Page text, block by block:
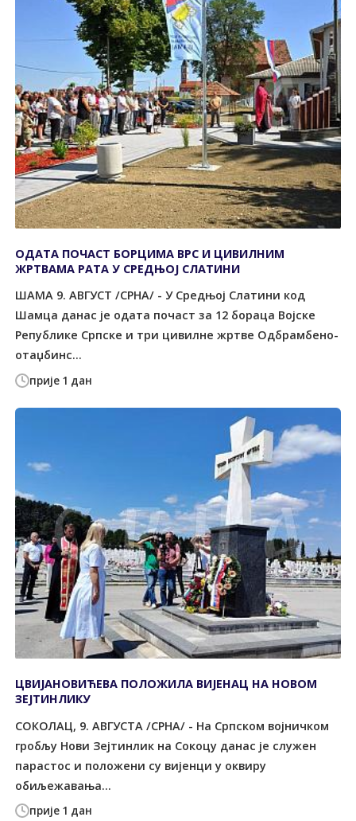
прије 1 дан
ОДАTА ПОЧАСT БОРЦИМА ВРС И ЦИВИЛНИМ
ЖРTВАМА РАTА У СРЕДЊОЈ СЛАTИНИ
ШАМА 9. АВГУСT /СРНА/ - У Средњој Слатини код
Шамца данас је одата почаст за 12 бораца Војске
Републике Српске и три цивилне жртве Одбрамбено-
отаџбинс...
прије 1 дан
ЦВИЈАНОВИЋЕВА ПОЛОЖИЛА ВИЈЕНАЦ НА НОВОМ
ЗЕЈТИНЛИКУ
СОКОЛАЦ, 9. АВГУСТА /СРНА/ - На Српском војничком
гробљу Нови Зејтинлик на Сокоцу данас је служен
парастос и положени су вијенци у оквиру
обиљежавања...